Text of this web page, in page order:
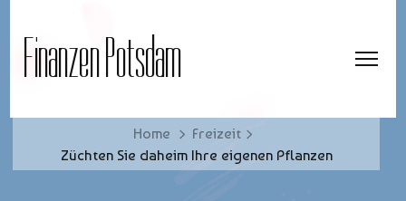
Finanzen Potsdam
Home
Freizeit
Züchten Sie daheim Ihre eigenen Pflanzen